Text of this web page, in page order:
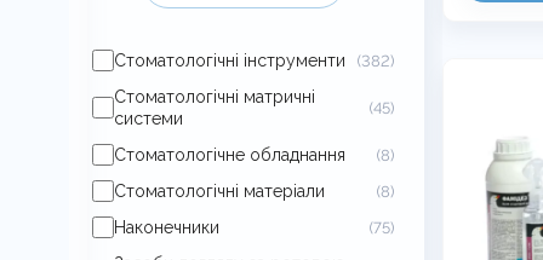
Стоматологічні інструменти (382)
Стоматологічні матричні
системи
(45)
Стоматологічне обладнання (8)
Стоматологічні матеріали (8)
Наконечники (75)